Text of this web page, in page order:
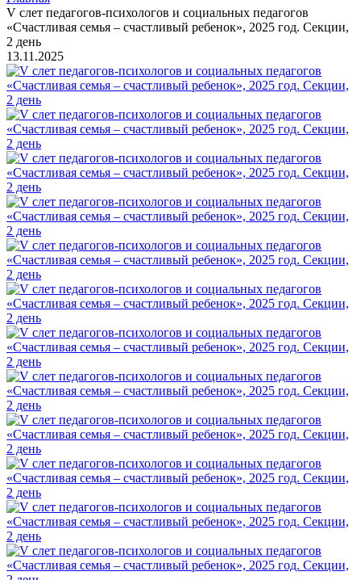
V слет педагогов-психологов и социальных педагогов
«Счастливая семья – счастливый ребенок», 2025 год. Секции,
2 день
13.11.2025